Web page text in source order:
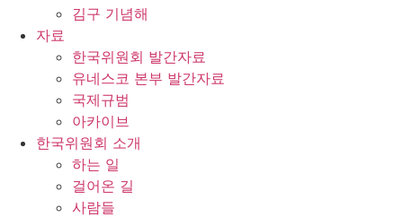
김구 기념해
자료
한국위원회 발간자료
유네스코 본부 발간자료
국제규범
아카이브
한국위원회 소개
하는 일
걸어온 길
사람들